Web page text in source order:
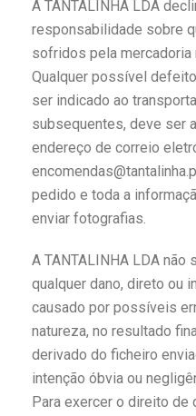
A TANTALINHA LDA
responsabilidade sobre
sofridos pela
Qualquer possível
ser indicado ao
subsequentes, deve ser
endereço de correio
pedido e toda a
enviar fotografias.
A TANTALINHA LDA
qualquer dano, direto ou
causado por possíveis
natureza, no resultado
derivado do ficheiro
intenção óbvia ou
Para exercer o direito de